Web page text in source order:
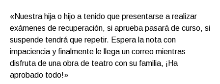
«Nuestra hija o hijo a tenido que presentarse a realizar
exámenes de recuperación, si aprueba pasará de curso, si
suspende tendrá que repetir. Espera la nota con
impaciencia y finalmente le llega un correo mientras
disfruta de una obra de teatro con su familia, ¡Ha
aprobado todo!»